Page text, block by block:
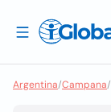
Argentina/Campana/